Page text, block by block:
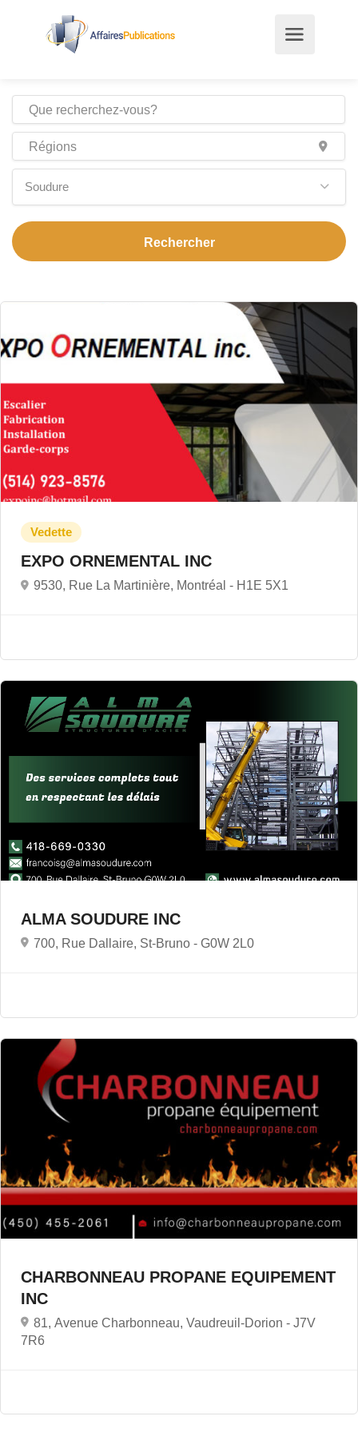
Soudure
EXPO ORNEMENTAL INC
9530, Rue La Martinière, Montréal - H1E 5X1
ALMA SOUDURE INC
700, Rue Dallaire, St-Bruno - G0W 2L0
CHARBONNEAU PROPANE EQUIPEMENT
INC
81, Avenue Charbonneau, Vaudreuil-Dorion - J7V
7R6